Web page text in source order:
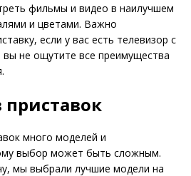
фильмы и видео в наилучшем
и цветами. Важно
если у вас есть телевизор с
не ощутите все преимущества
приставок
много моделей и
выбор может быть сложным.
мы выбрали лучшие модели на